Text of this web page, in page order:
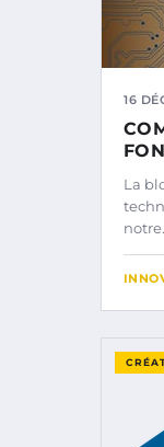
16
La